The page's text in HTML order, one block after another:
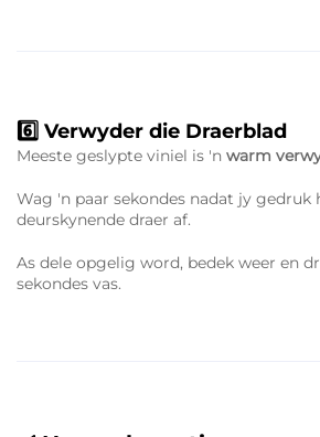
6️⃣ Verwyder die Draerblad
Meeste geslypte viniel is 'n warm
Wag 'n paar sekondes nadat jy gedruk
deurskynende draer af.
As dele opgelig word, bedek weer en
sekondes vas.